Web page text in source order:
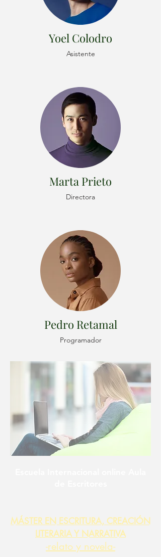
Yoel Colodro
Asistente
Marta Prieto
Directora
Pedro Retamal
Programador
MÁSTER EN ESCRITURA, CREACIÓN
LITERARIA Y NARRATIVA
-relato y novela-